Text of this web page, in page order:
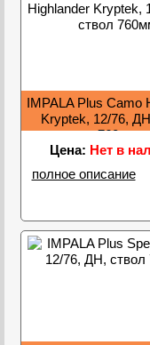
IMPALA Plus Camo
Kryptek, 12/76,
760мм
Цена: Нет в
полное описание